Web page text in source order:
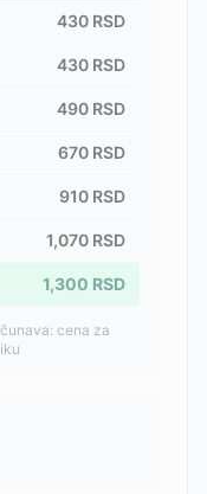
430 RSD
430 RSD
490 RSD
670 RSD
910 RSD
1,070 RSD
1,300 RSD
cena za